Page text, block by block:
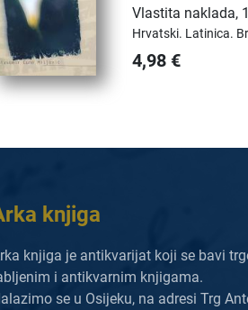
Vlastita naklada,
Hrvatski. Latinica.
4,98 €
knjiga
knjiga je antikvarijat koji se bavi
i antikvarnim knjigama.
se u Osijeku, na adresi Trg